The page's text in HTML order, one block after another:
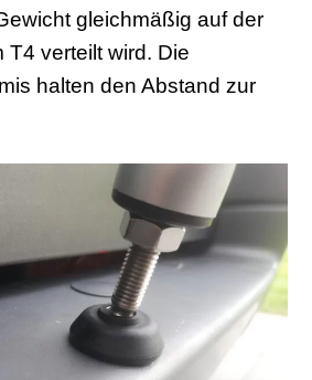
gleichmäßig auf der
T4 verteilt wird. Die
halten den Abstand zur